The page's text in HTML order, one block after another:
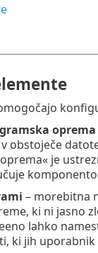
obstoječe
je
– morebitna
ki ni jasno
lahko
ki jih